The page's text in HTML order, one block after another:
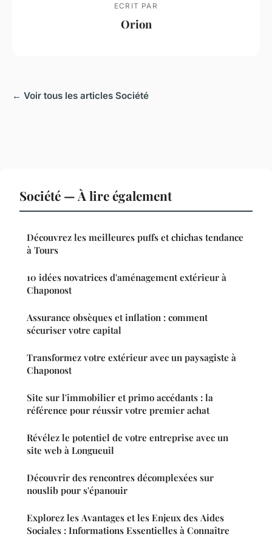
ECRIT PAR
Orion
← Voir tous les articles Société
Société — À lire également
Découvrez les meilleures puffs et chichas tendance
à Tours
10 idées novatrices d'aménagement extérieur à
Chaponost
Assurance obsèques et inflation : comment
sécuriser votre capital
Transformez votre extérieur avec un paysagiste à
Chaponost
Site sur l'immobilier et primo accédants : la
référence pour réussir votre premier achat
Révélez le potentiel de votre entreprise avec un
site web à Longueuil
Découvrir des rencontres décomplexées sur
nouslib pour s'épanouir
Explorez les Avantages et les Enjeux des Aides
Sociales : Informations Essentielles à Connaître